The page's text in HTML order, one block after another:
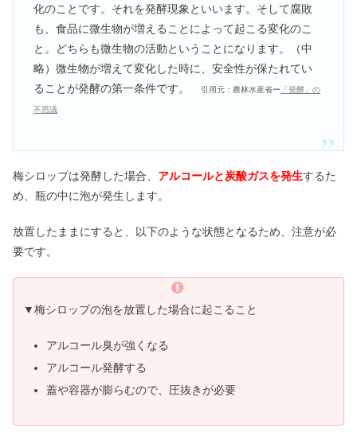
化のことです。それを発酵現象といいます。そして腐敗
も、食品に微生物が増えることによって起こる変化のこ
と。どちらも微生物の活動ということになります。（中
略）微生物が増えて変化した時に、安全性が保たれてい
ることが発酵の第一条件です。
引用元：農林水産省ー 「発酵」の
不思議
梅シロップは発酵した場合、 アルコールと炭酸ガスを発生するた
め、瓶の中に泡が発生します。
放置したままにすると、以下のような状態となるため、注意が必
要です。
▼梅シロップの泡を放置した場合に起こること
アルコール臭が強くなる
アルコール発酵する
蓋や容器が膨らむので、圧抜きが必要